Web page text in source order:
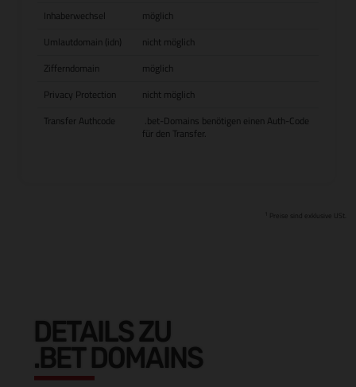
Inhaberwechsel
möglich
Umlautdomain (idn)
nicht möglich
Zifferndomain
möglich
Privacy Protection
nicht möglich
Transfer Authcode
.bet-Domains benötigen einen Auth-Code
für den Transfer.
Preise sind exklusive USt.
DETAILS ZU
.BET DOMAINS